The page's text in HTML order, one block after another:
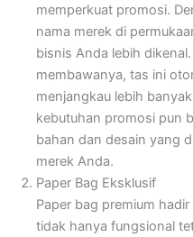
memperkuat promosi.
nama merek di
bisnis Anda lebih
membawanya, tas ini
menjangkau lebih
kebutuhan promosi pun
bahan dan desain yang
merek Anda.
Paper Bag Eksklusif
Paper bag premium
tidak hanya fungsional